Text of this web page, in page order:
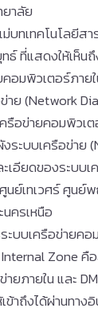
าลัย
บทเทคโนโลยีสา
ที่แสดงให้เห็นถึ
อมพิวเตอร์ภาย
ย (Network
รือข่ายคอมพิวเ
ระบบเครือข่าย
เอียดของระบบ
นย์เทเวศร์ ศูนย์
ครเหนือ
บบเครือข่ายคอ
Zone คื
ยภายใน และ
าถึงได้ผ่านทางอิ